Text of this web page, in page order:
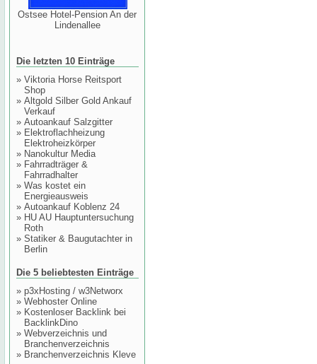
Ostsee Hotel-Pension An der
Lindenallee
Die letzten 10 Einträge
» Viktoria Horse Reitsport
Shop
» Altgold Silber Gold Ankauf
Verkauf
» Autoankauf Salzgitter
» Elektroflachheizung
Elektroheizkörper
» Nanokultur Media
» Fahrradträger &
Fahrradhalter
» Was kostet ein
Energieausweis
» Autoankauf Koblenz 24
» HU AU Hauptuntersuchung
Roth
» Statiker & Baugutachter in
Berlin
Die 5 beliebtesten Einträge
» p3xHosting / w3Networx
» Webhoster Online
» Kostenloser Backlink bei
BacklinkDino
» Webverzeichnis und
Branchenverzeichnis
» Branchenverzeichnis Kleve